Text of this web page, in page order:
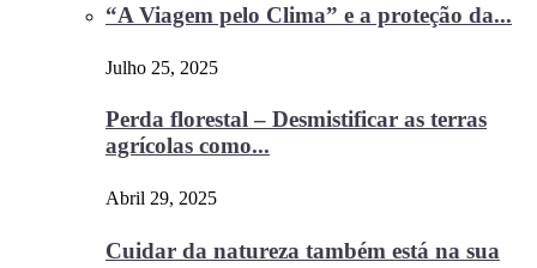
“A Viagem pelo Clima” e a proteção da...
Julho 25, 2025
Perda florestal – Desmistificar as terras
agrícolas como...
Abril 29, 2025
Cuidar da natureza também está na sua